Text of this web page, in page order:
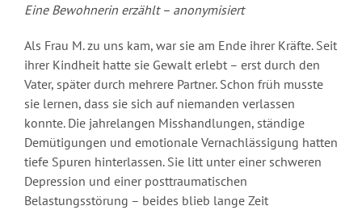
Eine Bewohnerin erzählt – anonymisiert
Als Frau M. zu uns kam, war sie am Ende ihrer Kräfte. Seit
ihrer Kindheit hatte sie Gewalt erlebt – erst durch den
Vater, später durch mehrere Partner. Schon früh musste
sie lernen, dass sie sich auf niemanden verlassen
konnte. Die jahrelangen Misshandlungen, ständige
Demütigungen und emotionale Vernachlässigung hatten
tiefe Spuren hinterlassen. Sie litt unter einer schweren
Depression und einer posttraumatischen
Belastungsstörung – beides blieb lange Zeit